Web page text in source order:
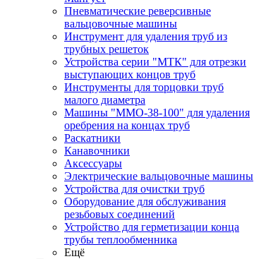
Пневматические реверсивные
вальцовочные машины
Инструмент для удаления труб из
трубных решеток
Устройства серии "МТК" для отрезки
выступающих концов труб
Инструменты для торцовки труб
малого диаметра
Машины "ММО-38-100" для удаления
оребрения на концах труб
Раскатники
Канавочники
Аксессуары
Электрические вальцовочные машины
Устройства для очистки труб
Оборудование для обслуживания
резьбовых соединений
Устройство для герметизации конца
трубы теплообменника
Ещё